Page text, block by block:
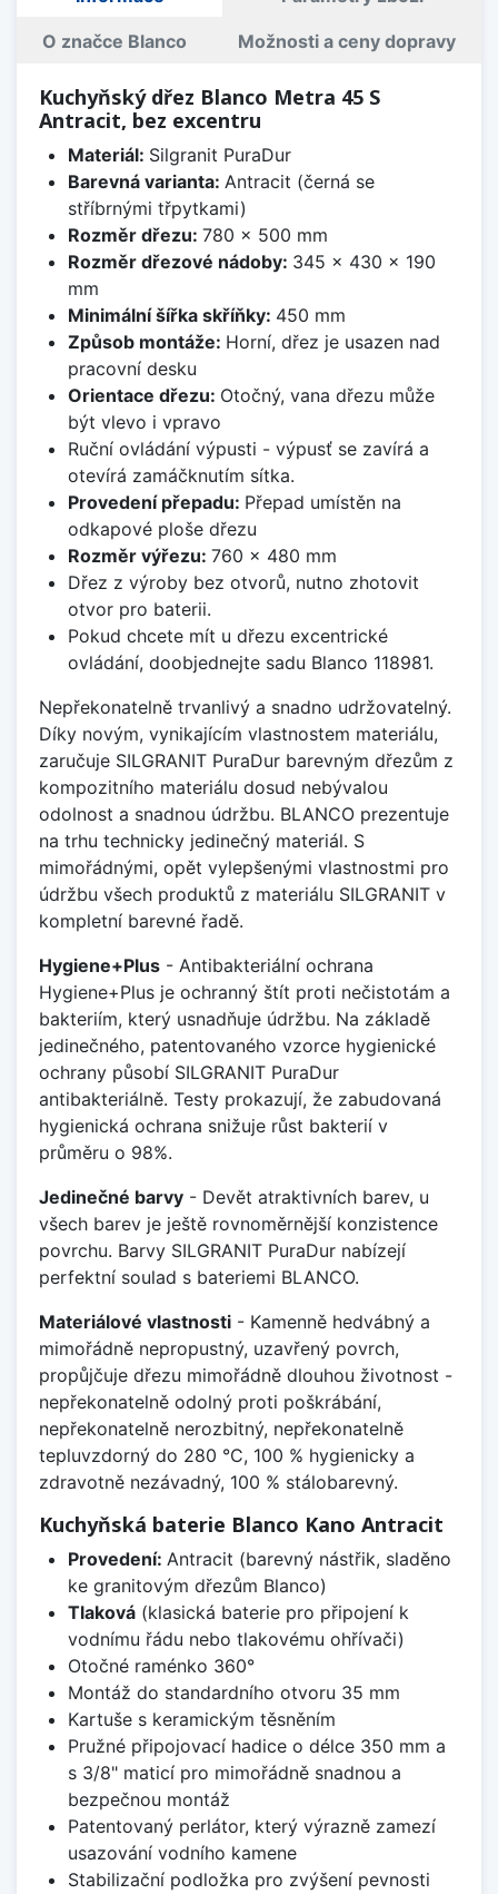
O značce Blanco Možnosti a ceny dopravy
Kuchyňský dřez Blanco Metra 45 S
Antracit, bez excentru
Materiál: Silgranit PuraDur
Barevná varianta: Antracit (černá se
stříbrnými třpytkami)
Rozměr dřezu: 780 x 500 mm
Rozměr dřezové nádoby: 345 x 430 x 190
mm
Minimální šířka skříňky: 450 mm
Způsob montáže: Horní, dřez je usazen nad
pracovní desku
Orientace dřezu: Otočný, vana dřezu může
být vlevo i vpravo
Ruční ovládání výpusti - výpusť se zavírá a
otevírá zamáčknutím sítka.
Provedení přepadu: Přepad umístěn na
odkapové ploše dřezu
Rozměr výřezu: 760 x 480 mm
Dřez z výroby bez otvorů, nutno zhotovit
otvor pro baterii.
Pokud chcete mít u dřezu excentrické
ovládání, doobjednejte sadu Blanco 118981.
Nepřekonatelně trvanlivý a snadno udržovatelný.
Díky novým, vynikajícím vlastnostem materiálu,
zaručuje SILGRANIT PuraDur barevným dřezům z
kompozitního materiálu dosud nebývalou
odolnost a snadnou údržbu. BLANCO prezentuje
na trhu technicky jedinečný materiál. S
mimořádnými, opět vylepšenými vlastnostmi pro
údržbu všech produktů z materiálu SILGRANIT v
kompletní barevné řadě.
Hygiene+Plus - Antibakteriální ochrana
Hygiene+Plus je ochranný štít proti nečistotám a
bakteriím, který usnadňuje údržbu. Na základě
jedinečného, patentovaného vzorce hygienické
ochrany působí SILGRANIT PuraDur
antibakteriálně. Testy prokazují, že zabudovaná
hygienická ochrana snižuje růst bakterií v
průměru o 98%.
Jedinečné barvy - Devět atraktivních barev, u
všech barev je ještě rovnoměrnější konzistence
povrchu. Barvy SILGRANIT PuraDur nabízejí
perfektní soulad s bateriemi BLANCO.
Materiálové vlastnosti - Kamenně hedvábný a
mimořádně nepropustný, uzavřený povrch,
propůjčuje dřezu mimořádně dlouhou životnost -
nepřekonatelně odolný proti poškrábání,
nepřekonatelně nerozbitný, nepřekonatelně
tepluvzdorný do 280 °C, 100 % hygienicky a
zdravotně nezávadný, 100 % stálobarevný.
Kuchyňská baterie Blanco Kano Antracit
Provedení: Antracit (barevný nástřik, sladěno
ke granitovým dřezům Blanco)
Tlaková(klasická baterie pro připojení k
vodnímu řádu nebo tlakovému ohřívači)
Otočné raménko 360°
Montáž do standardního otvoru 35 mm
Kartuše s keramickým těsněním
Pružné připojovací hadice o délce 350 mm a
s 3/8" maticí pro mimořádně snadnou a
bezpečnou montáž
Patentovaný perlátor, který výrazně zamezí
usazování vodního kamene
Stabilizační podložka pro zvýšení pevnosti